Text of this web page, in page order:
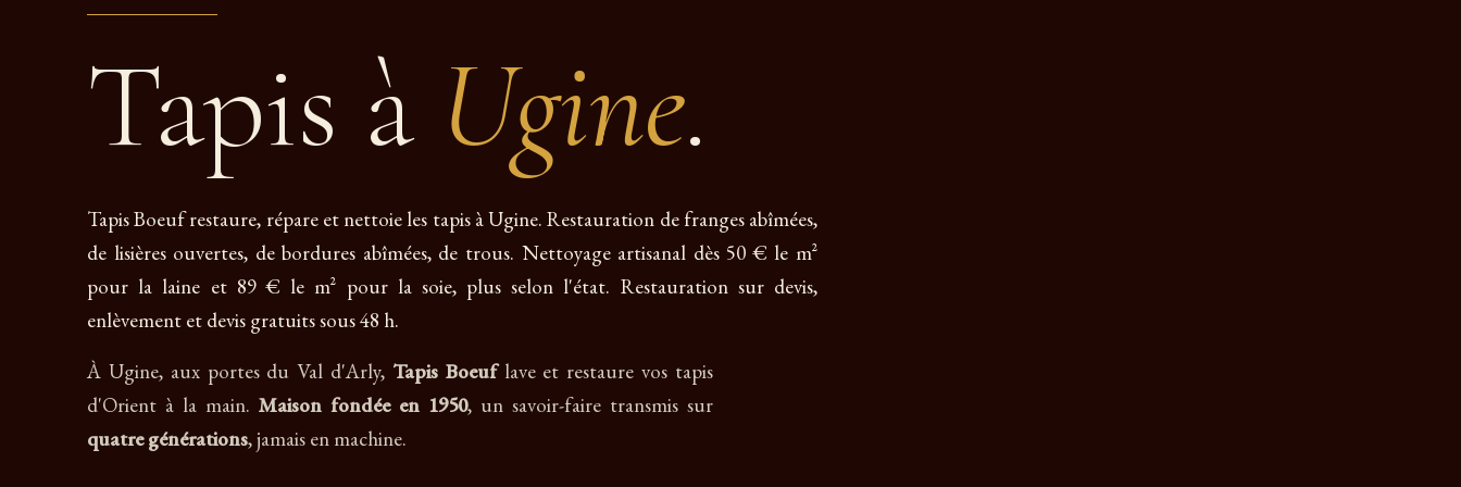
Tapis à Ugine.
Tapis Boeuf restaure, répare et nettoie les tapis à Ugine. Restauration de franges abîmées,
de lisières ouvertes, de bordures abîmées, de trous. Nettoyage artisanal dès 50 € le m²
pour la laine et 89 € le m² pour la soie, plus selon l'état. Restauration sur devis,
enlèvement et devis gratuits sous 48 h.
À Ugine, aux portes du Val d'Arly, Tapis Boeuflave et restaure vos tapis
d'Orient à la main. Maison fondée en 1950, un savoir-faire transmis sur
quatre générations, jamais en machine.